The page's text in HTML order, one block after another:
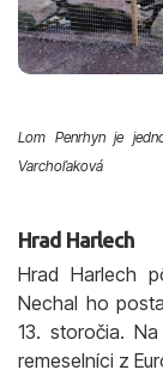
Lom Penrhyn je
Varchoľaková
Hrad Harlech
Hrad Harlech
Nechal ho
13. storočia.
remeselníci z